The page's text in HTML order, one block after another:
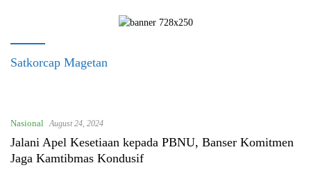
Satkorcap Magetan
Nasional August 24, 2024
Jalani Apel Kesetiaan kepada PBNU, Banser Komitmen
Jaga Kamtibmas Kondusif